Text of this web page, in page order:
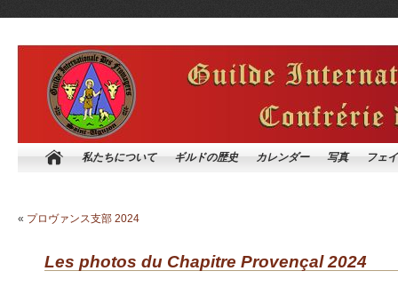
私たちについて ギルドの歴史 カレンダー 写真 フェ
« プロヴァンス支​​部 2024
Les photos du Chapitre Provençal 2024